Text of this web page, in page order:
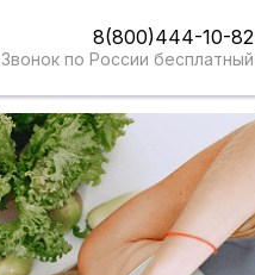
8(800)444-10-82
Звонок по России бесплатный